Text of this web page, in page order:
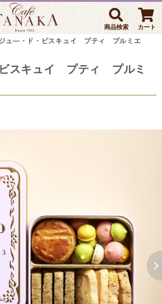
商品検索 カート
ュ―・ド・ビスキュイ プティ プルミエ
スキュイ プティ プルミ